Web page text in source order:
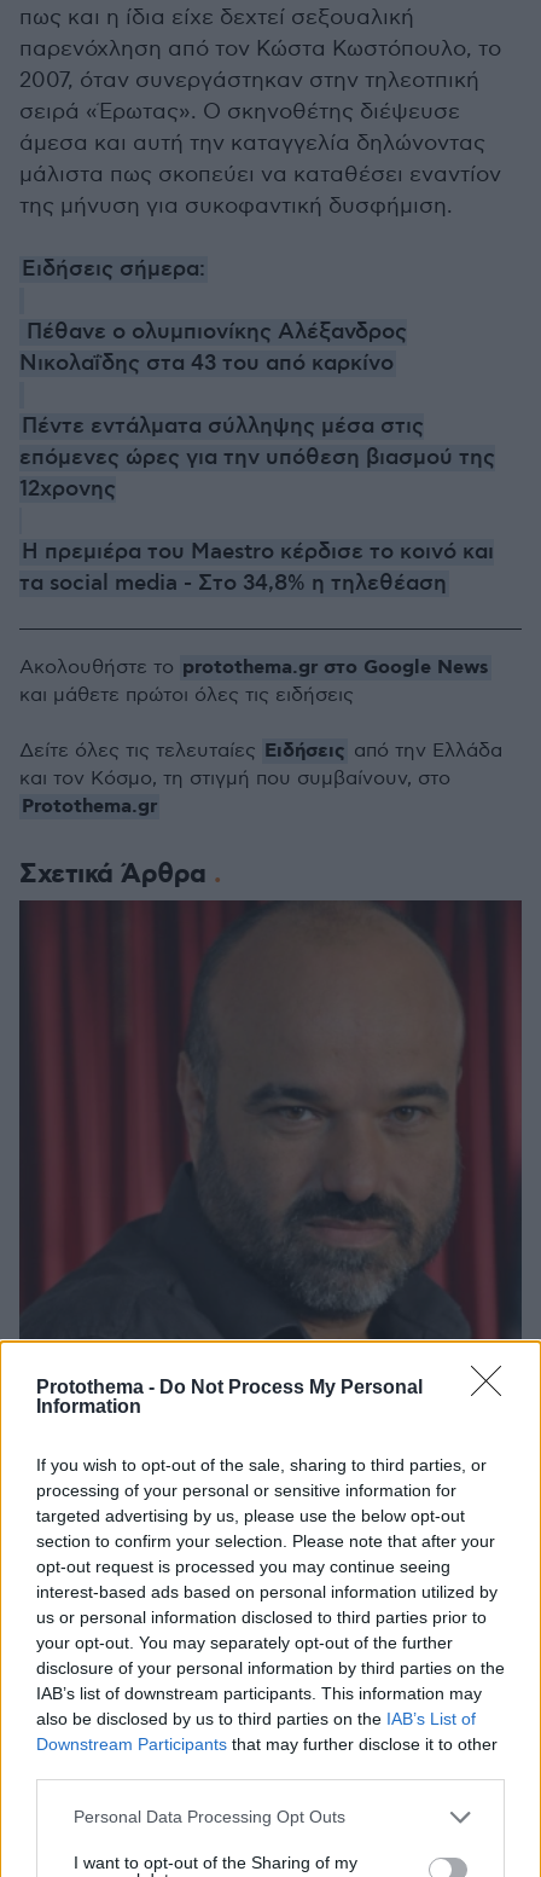
Protothema - Do Not Process My Personal
Information
If you wish to opt-out of the sale, sharing to third parties, or
processing of your personal or sensitive information for
targeted advertising by us, please use the below opt-out
section to confirm your selection. Please note that after your
opt-out request is processed you may continue seeing
interest-based ads based on personal information utilized by
us or personal information disclosed to third parties prior to
your opt-out. You may separately opt-out of the further
disclosure of your personal information by third parties on the
IAB’s list of downstream participants. This information may
also be disclosed by us to third parties on the IAB’s List of
Downstream Participants that may further disclose it to other
Please note that this website/app uses one or more Google
not limited to your visit or usage behaviour. You may click to
Personal Data Processing Opt Outs
I want to opt-out of the Sharing of my
πως και η ίδια είχε δεχτεί σεξουαλική
παρενόχληση από τον Κώστα Κωστόπουλο, το
2007, όταν συνεργάστηκαν στην τηλεοτπική
σειρά «Έρωτας». Ο σκηνοθέτης διέψευσε
άμεσα και αυτή την καταγγελία δηλώνοντας
μάλιστα πως σκοπεύει να καταθέσει εναντίον
της μήνυση για συκοφαντική δυσφήμιση.
Ειδήσεις σήμερα:
Πέθανε o ολυμπιονίκης Αλέξανδρος
Νικολαΐδης στα 43 του από καρκίνο
Πέντε εντάλματα σύλληψης μέσα στις
επόμενες ώρες για την υπόθεση βιασμού της
12χρονης
Η πρεμιέρα του Maestro κέρδισε το κοινό και
τα social media - Στο 34,8% η τηλεθέαση
Σχετικά Άρθρα
στην καταγγελία για βιασμό σε βάρος του σκηνοθέτη
Ακολουθήστε το protothema.gr στο Google News
και μάθετε πρώτοι όλες τις ειδήσεις
Δείτε όλες τις τελευταίες Ειδήσεις από την Ελλάδα
και τον Κόσμο, τη στιγμή που συμβαίνουν, στο
Protothema.gr